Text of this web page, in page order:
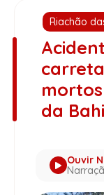
Riachão
da
Ouvir